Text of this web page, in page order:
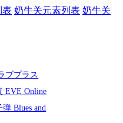
表 奶牛关元素列表 奶牛关
ブプラス
EVE Online
Blues and